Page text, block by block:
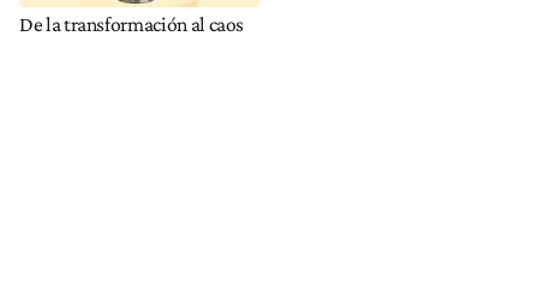
De la transformación al caos